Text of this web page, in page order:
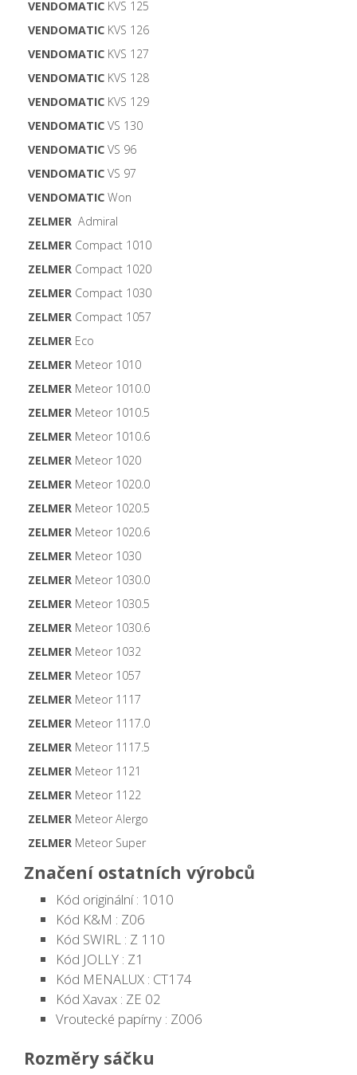
VENDOMATIC KVS 125
VENDOMATIC KVS 126
VENDOMATIC KVS 127
VENDOMATIC KVS 128
VENDOMATIC KVS 129
VENDOMATIC VS 130
VENDOMATIC VS 96
VENDOMATIC VS 97
VENDOMATIC Won
ZELMER Admiral
ZELMER Compact 1010
ZELMER Compact 1020
ZELMER Compact 1030
ZELMER Compact 1057
ZELMER Eco
ZELMER Meteor 1010
ZELMER Meteor 1010.0
ZELMER Meteor 1010.5
ZELMER Meteor 1010.6
ZELMER Meteor 1020
ZELMER Meteor 1020.0
ZELMER Meteor 1020.5
ZELMER Meteor 1020.6
ZELMER Meteor 1030
ZELMER Meteor 1030.0
ZELMER Meteor 1030.5
ZELMER Meteor 1030.6
ZELMER Meteor 1032
ZELMER Meteor 1057
ZELMER Meteor 1117
ZELMER Meteor 1117.0
ZELMER Meteor 1117.5
ZELMER Meteor 1121
ZELMER Meteor 1122
ZELMER Meteor Alergo
ZELMER Meteor Super
Značení ostatních výrobců
Kód originální : 1010
Kód K&M : Z06
Kód SWIRL : Z 110
Kód JOLLY : Z1
Kód MENALUX : CT174
Kód Xavax : ZE 02
Vroutecké papírny : Z006
Rozměry sáčku